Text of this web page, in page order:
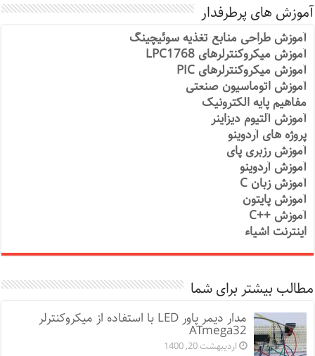
آموزش های پرطرفدار
آموزش طراحی منابع تغذیه سوئیچینگ
آموزش میکروکنترلرهای LPC1768
آموزش میکروکنترلرهای PIC
آموزش اتوماسیون صنعتی
مفاهیم پایه الکترونیک
آموزش آلتیوم دیزاینر
پروژه های آردوینو
آموزش رزبری پای
آموزش آردوینو
آموزش زبان C
آموزش پایتون
آموزش ++C
اینترنت اشیاء
مطالب بیشتر برای شما
مدار دیمر پاور LED با استفاده از میکروکنترلر
ATmega32
اردیبهشت 20, 1400